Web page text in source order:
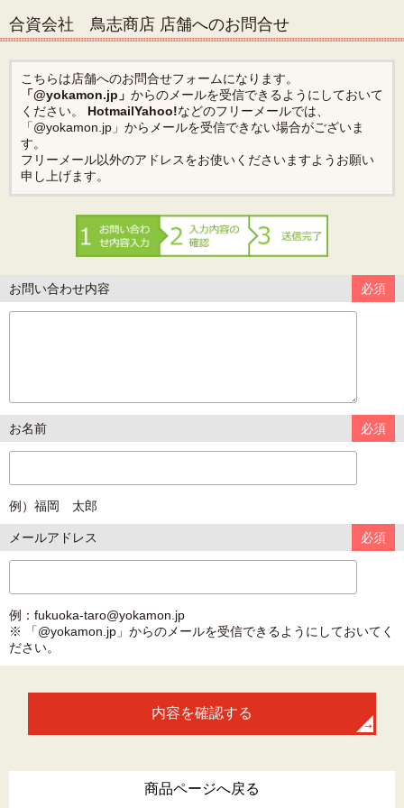
合資会社 鳥志商店 店舗へのお問合せ
こちらは店舗へのお問合せフォームになります。
「@yokamon.jp」 からのメールを受信できるようにしておいて
ください。 HotmailYahoo!などのフリーメールでは、
「@yokamon.jp」からメールを受信できない場合がございま
す。
フリーメール以外のアドレスをお使いくださいますようお願い
申し上げます。
お問い合わせ内容 必須
お名前 必須
例）福岡 太郎
メールアドレス 必須
例：fukuoka-taro@yokamon.jp
※ 「@yokamon.jp」からのメールを受信できるようにしておいてく
ださい。
商品ページへ戻る